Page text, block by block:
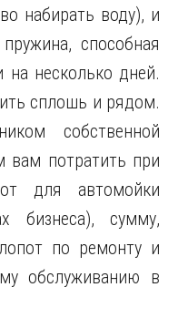
набирать воду), и
способная
на несколько дней.
сплошь и рядом.
собственной
вам потратить при
для автомойки
бизнеса), сумму,
по ремонту и
обслуживанию в